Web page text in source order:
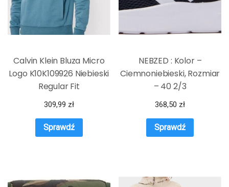
Calvin Klein Bluza Micro
Logo K10K109926 Niebieski
Regular Fit
309,99 zł
Sprawdź
NEBZED : Kolor –
Ciemnoniebieski, Rozmiar
– 40 2/3
368,50 zł
Sprawdź